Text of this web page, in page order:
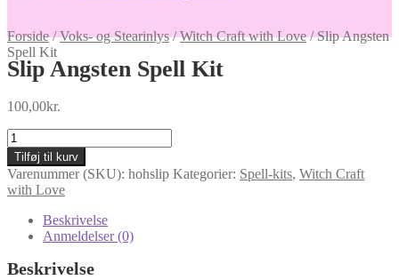
Forside/Voks- og Stearinlys/Witch Craft with Love/Slip Angsten
Spell Kit
Slip Angsten Spell Kit
100,00kr.
Slip
Angsten
Spell
Kit
antal
Tilføj til kurv
Varenummer (SKU): hohslip Kategorier: Spell-kits, Witch Craft
with Love
Beskrivelse
Anmeldelser (0)
Beskrivelse